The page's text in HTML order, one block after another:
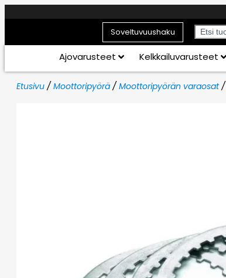
Soveltuvuushaku
Ajovarusteet Kelkkailuvarusteet
Etusivu / Moottoripyörä / Moottoripyörän varaosat/